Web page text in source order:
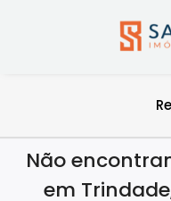
Não
em